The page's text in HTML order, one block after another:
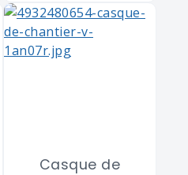
Casque de